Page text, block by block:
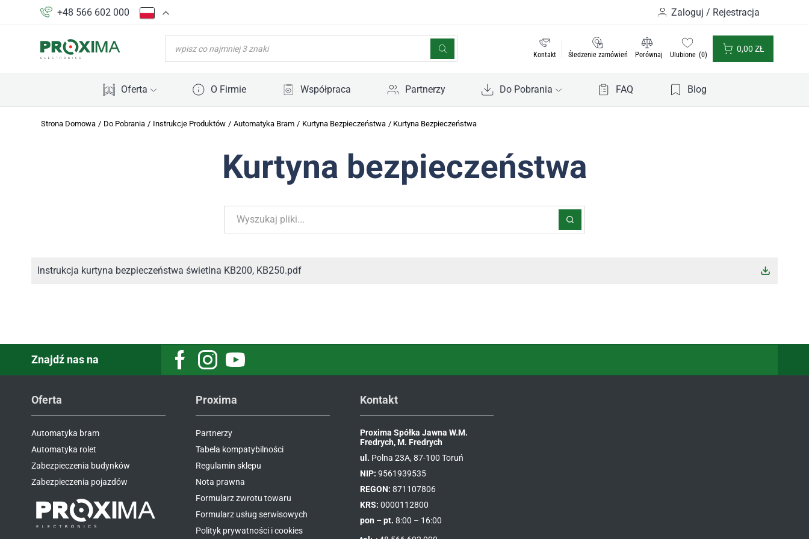
+48 566 602 000 Zaloguj / Rejestracja
WYSZUKIWARKA
PRODUKTÓW
Kontakt Śledzenie zamówień Porównaj Ulubione 0
0,00 ZŁ
Oferta O Firmie Współpraca Partnerzy Do Pobrania FAQ Blog
Strona Domowa / Do Pobrania / Instrukcje Produktów / Automatyka Bram / Kurtyna Bezpieczeństwa / Kurtyna Bezpieczeństwa
Kurtyna bezpieczeństwa
Instrukcja kurtyna bezpieczeństwa świetlna KB200, KB250.pdf
Znajdź nas na FacebookInstagramYoutube
Oferta
Automatyka bram
Automatyka rolet
Zabezpieczenia budynków
Zabezpieczenia pojazdów
Proxima
Partnerzy
Tabela kompatybilności
Regulamin sklepu
Nota prawna
Formularz zwrotu towaru
Formularz usług serwisowych
Polityk prywatności i cookies
Kontakt
Proxima Spółka Jawna W.M.
Fredrych, M. Fredrych
ul. Polna 23A, 87-100 Toruń
NIP: 9561939535
REGON: 871107806
KRS: 0000112800
pon – pt. 8:00 – 16:00